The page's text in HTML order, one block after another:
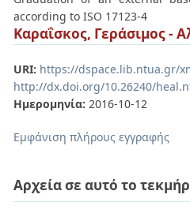
according to ISO 17123-4
Καραΐσκος, Γεράσιμος -
URI: https://dspace.lib.ntua.gr/
http://dx.doi.org/10.26240/
Ημερομηνία: 2016-10-12
Εμφάνιση πλήρους εγγραφής
Αρχεία σε αυτό το